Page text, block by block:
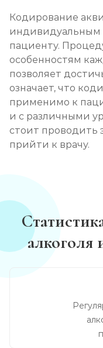
Кодирование
индивидуальным
пациенту.
особенностям
позволяет
означает, что
применимо к
и с различными
стоит проводить
прийти к врачу.
алкоголя